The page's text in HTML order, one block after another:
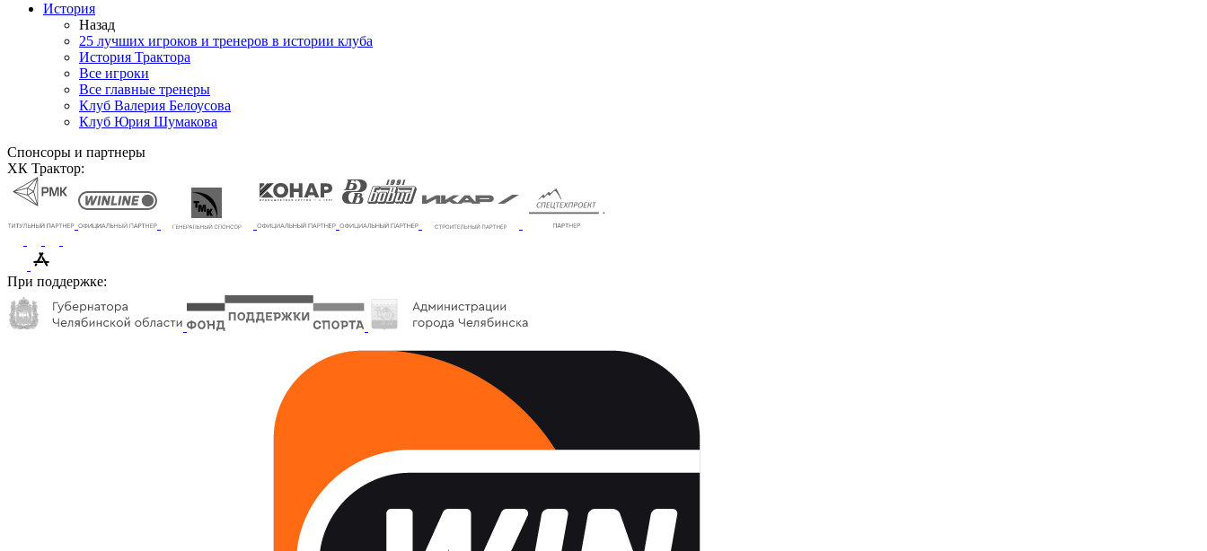
История
Назад
25 лучших игроков и тренеров в истории клуба
История Трактора
Все игроки
Все главные тренеры
Клуб Валерия Белоусова
Клуб Юрия Шумакова
Спонсоры и партнеры
ХК Трактор:
При поддержке: